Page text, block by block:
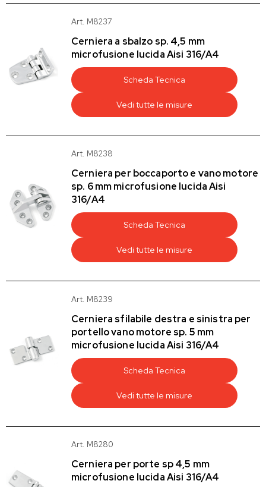
Art. M8237
Cerniera a sbalzo sp. 4,5 mm
microfusione lucida Aisi 316/A4
Scheda Tecnica
Vedi tutte le misure
Art. M8238
Cerniera per boccaporto e vano motore
sp. 6 mm microfusione lucida Aisi
316/A4
Scheda Tecnica
Vedi tutte le misure
Art. M8239
Cerniera sfilabile destra e sinistra per
portello vano motore sp. 5 mm
microfusione lucida Aisi 316/A4
Scheda Tecnica
Vedi tutte le misure
Art. M8280
Cerniera per porte sp 4,5 mm
microfusione lucida Aisi 316/A4